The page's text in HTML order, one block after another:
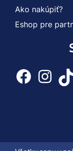
Ako nakúpiť?
Eshop pre